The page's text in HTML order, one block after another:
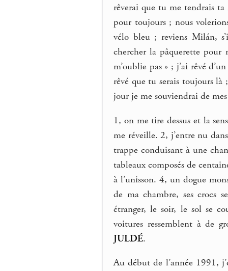
rêverai que tu me tendrais
pour toujours ; nous
vélo bleu ; reviens Milán,
chercher la pâquerette
m’oublie pas » ; j’ai rêvé
rêvé que tu serais toujours là
jour je me souviendrai de
1, on me tire dessus et la
me réveille. 2, j’entre nu
trappe conduisant à une
tableaux composés de
à l’unisson. 4, un dogue
de ma chambre, ses crocs
étranger, le soir, le sol se
voitures ressemblent à de
JULDÉ.
Au début de l’année 1991,